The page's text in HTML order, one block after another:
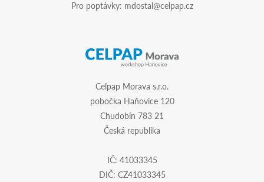
Pro poptávky: mdostal@celpap.cz
Celpap Morava s.r.o.
pobočka Haňovice 120
Chudobín 783 21
Česká republika
IČ: 41033345
DIČ: CZ41033345